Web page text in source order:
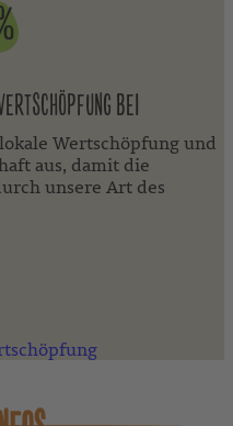
BEI
Wertschöpfung und
aus, damit die
unsere Art des